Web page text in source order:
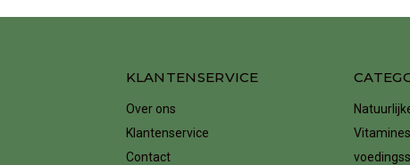
KLANTENSERVICE
Over ons
Klantenservice
Contact